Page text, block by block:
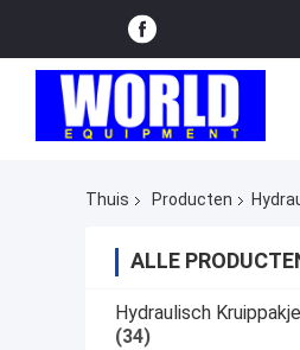
Thuis Producten
ALLE
Hydraulisch
(34)